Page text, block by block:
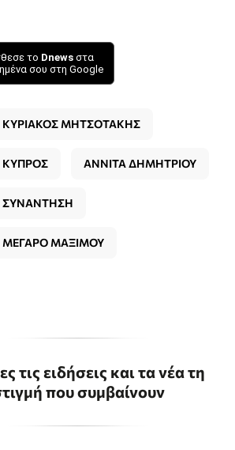
το Dnews στα
σου στη Google
ΚΥΡΙΑΚΟΣ ΜΗΤΣΟΤΑΚΗΣ
ΚΥΠΡΟΣ ΑΝΝΙΤΑ ΔΗΜΗΤΡΙΟΥ
ΣΥΝΑΝΤΗΣΗ
ΜΕΓΑΡΟ ΜΑΞΙΜΟΥ
τις ειδήσεις και τα νέα τη
που συμβαίνουν